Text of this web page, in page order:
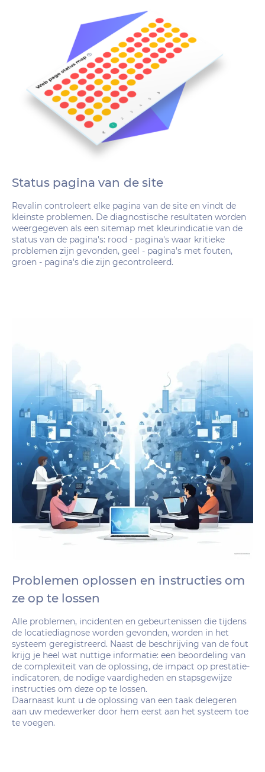
Status pagina van de site
Revalin controleert elke pagina van de site en vindt de
kleinste problemen. De diagnostische resultaten worden
weergegeven als een sitemap met kleurindicatie van de
status van de pagina's: rood - pagina's waar kritieke
problemen zijn gevonden, geel - pagina's met fouten,
groen - pagina's die zijn gecontroleerd.
Problemen oplossen en instructies om
ze op te lossen
Alle problemen, incidenten en gebeurtenissen die tijdens
de locatiediagnose worden gevonden, worden in het
systeem geregistreerd. Naast de beschrijving van de fout
krijg je heel wat nuttige informatie: een beoordeling van
de complexiteit van de oplossing, de impact op prestatie-
indicatoren, de nodige vaardigheden en stapsgewijze
instructies om deze op te lossen.
Daarnaast kunt u de oplossing van een taak delegeren
aan uw medewerker door hem eerst aan het systeem toe
te voegen.